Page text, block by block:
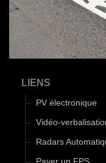
LIENS
PV électronique
Vidéo-
Radars